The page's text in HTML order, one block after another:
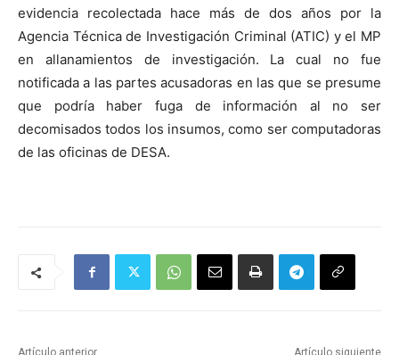
evidencia recolectada hace más de dos años por la
Agencia Técnica de Investigación Criminal (ATIC) y el MP
en allanamientos de investigación. La cual no fue
notificada a las partes acusadoras en las que se presume
que podría haber fuga de información al no ser
decomisados todos los insumos, como ser computadoras
de las oficinas de DESA.
Artículo anterior Artículo siguiente